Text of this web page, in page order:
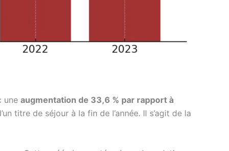
une augmentation de 33,6 % par rapport à
titre de séjour à la fin de l’année. Il s’agit de la